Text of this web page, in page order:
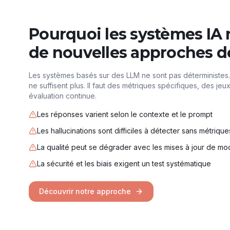
Pourquoi les systèmes IA
de nouvelles approches
Les systèmes basés sur des LLM ne sont pas
ne suffisent plus. Il faut des métriques spécifiques, des
évaluation continue.
Les réponses varient selon le contexte et le prompt
Les hallucinations sont difficiles à détecter sans
La qualité peut se dégrader avec les mises à jour de
La sécurité et les biais exigent un test systématique
Découvrir notre approche